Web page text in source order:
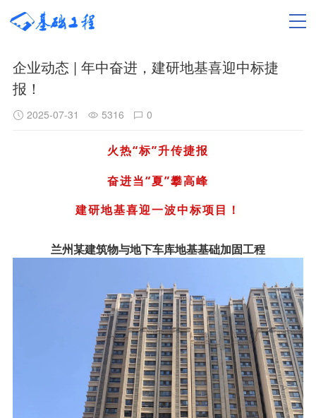
企业动态 | 年中奋进，建研地基喜迎中标捷
报！
2025-07-31 5316 0
火热“标”升传捷报
奋进当“夏”攀高峰
建研地基喜迎一波中标项目！
兰州某建筑物与地下车库地基基础加固工程